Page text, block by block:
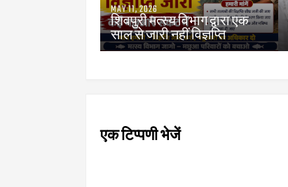
MAY 11, 2026
शिवपुरी मत्स्य विभाग द्वारा एक
साल से जारी नहीं विज्ञप्ति
एक टिप्पणी भेजें